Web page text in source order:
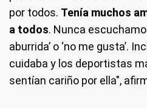
por todos. Tenía muchos
a todos. Nunca
aburrida’ o ‘no me gusta’.
cuidaba y los deportistas
sentían cariño por ella",